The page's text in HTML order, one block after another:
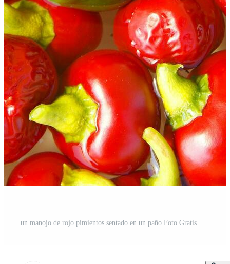
un manojo de rojo pimientos sentado en un paño Foto Gratis